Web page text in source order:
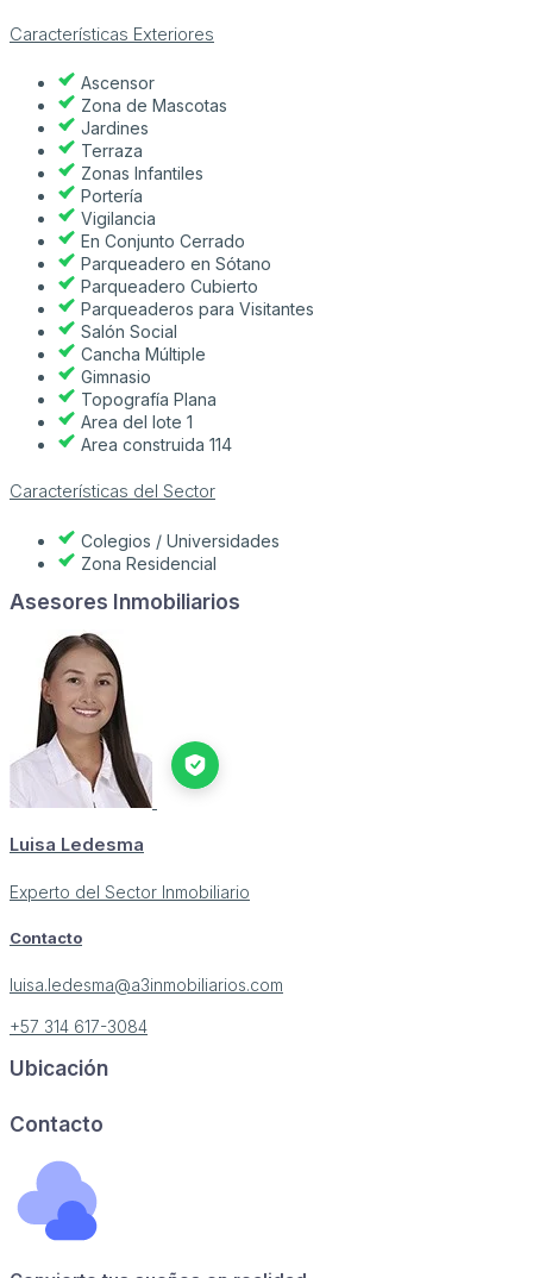
Características Exteriores
Ascensor
Zona de Mascotas
Jardines
Terraza
Zonas Infantiles
Portería
Vigilancia
En Conjunto Cerrado
Parqueadero en Sótano
Parqueadero Cubierto
Parqueaderos para Visitantes
Salón Social
Cancha Múltiple
Gimnasio
Topografía Plana
Area del lote 1
Area construida 114
Características del Sector
Colegios / Universidades
Zona Residencial
Asesores Inmobiliarios
Luisa Ledesma
Experto del Sector Inmobiliario
Contacto
luisa.ledesma@a3inmobiliarios.com
+57 314 617-3084
Ubicación
Contacto